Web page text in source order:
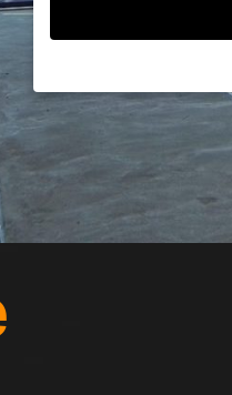
Wenn Sie unter 16
Wir verwenden Cookies
andere uns helfen,
verarbeitet werden (z.